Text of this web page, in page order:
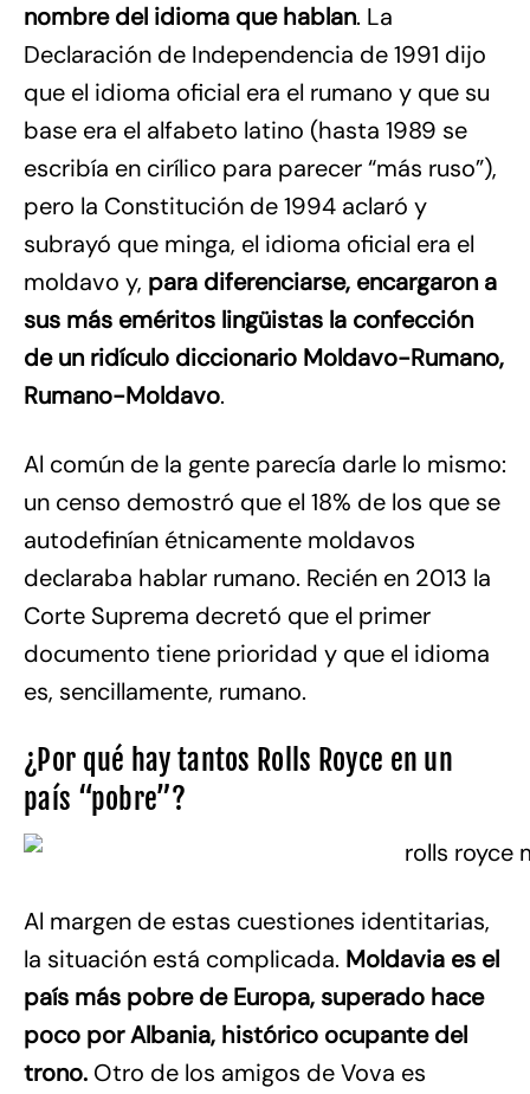
nombre del idioma que hablan. La
Declaración de Independencia de 1991 dijo
que el idioma oficial era el rumano y que su
base era el alfabeto latino (hasta 1989 se
escribía en cirílico para parecer “más ruso”),
pero la Constitución de 1994 aclaró y
subrayó que minga, el idioma oficial era el
moldavo y, para diferenciarse, encargaron a
sus más eméritos lingüistas la confección
de un ridículo diccionario Moldavo-Rumano,
Rumano-Moldavo.
Al común de la gente parecía darle lo mismo:
un censo demostró que el 18% de los que se
autodefinían étnicamente moldavos
declaraba hablar rumano. Recién en 2013 la
Corte Suprema decretó que el primer
documento tiene prioridad y que el idioma
es, sencillamente, rumano.
¿Por qué hay tantos Rolls Royce en un
país “pobre”?
Al margen de estas cuestiones identitarias,
la situación está complicada. Moldavia es el
país más pobre de Europa, superado hace
poco por Albania, histórico ocupante del
trono. Otro de los amigos de Vova es